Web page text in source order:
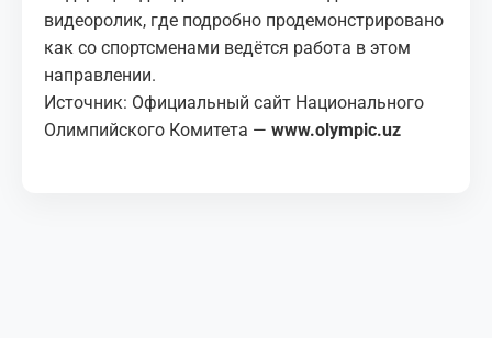
видеоролик, где подробно продемонстрировано
как со спортсменами ведётся работа в этом
направлении.
Источник: Официальный сайт Национального
Олимпийского Комитета — www.olympic.uz